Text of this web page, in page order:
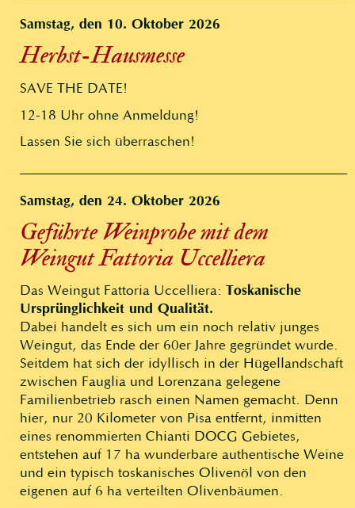
Samstag, den 10. Oktober 2026
Herbst-Hausmesse
SAVE THE DATE!
12-18 Uhr ohne Anmeldung!
Lassen Sie sich überraschen!
Samstag, den 24. Oktober 2026
Geführte Weinprobe mit dem
Weingut Fattoria Uccelliera
Das Weingut Fattoria Uccelliera: Toskanische
Ursprünglichkeit und Qualität.
Dabei handelt es sich um ein noch relativ junges
Weingut, das Ende der 60er Jahre gegründet wurde.
Seitdem hat sich der idyllisch in der Hügellandschaft
zwischen Fauglia und Lorenzana gelegene
Familienbetrieb rasch einen Namen gemacht. Denn
hier, nur 20 Kilometer von Pisa entfernt, inmitten
eines renommierten Chianti DOCG Gebietes,
entstehen auf 17 ha wunderbare authentische Weine
und ein typisch toskanisches Olivenöl von den
eigenen auf 6 ha verteilten Olivenbäumen.